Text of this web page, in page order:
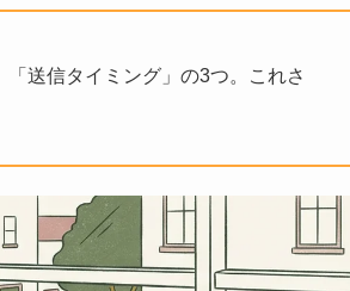
送信タイミング」の3つ。これさ